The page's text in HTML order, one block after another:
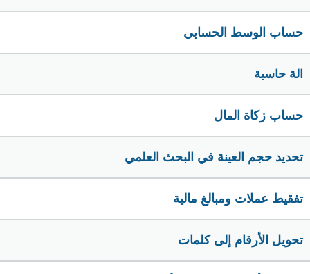
حساب الوسط الحسابي
الة حاسبة
حساب زكاة المال
تحديد حجم العينة في البحث العلمي
تفقيط عملات ومبالغ مالية
تحويل الأرقام إلى كلمات